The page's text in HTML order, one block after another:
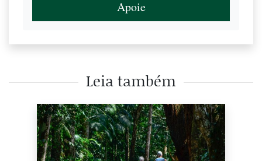
Apoie
Leia também